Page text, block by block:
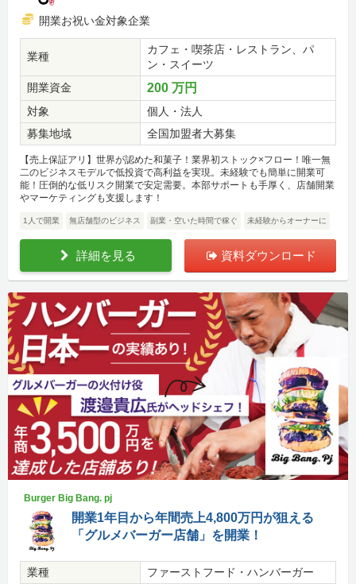
開業お祝い金対象企業
業種
カフェ・喫茶店・レストラン、パ
ン・スイーツ
開業資金
200 万円
対象
個人・法人
募集地域
全国加盟者大募集
【売上保証アリ】世界が認めた和菓子！業界初ストック×フロー！唯一無
二のビジネスモデルで低投資で高利益を実現。未経験でも簡単に開業可
能！圧倒的な低リスク開業で安定需要。本部サポートも手厚く、店舗開業
やマーケティングも支援します！
1人で開業 無店舗型のビジネス 副業・空いた時間で稼ぐ 未経験からオーナーに
詳細を見る 資料ダウンロード
Burger Big Bang. pj
開業1年目から年間売上4,800万円が狙える
「グルメバーガー店舗」を開業！
業種
ファーストフード・ハンバーガー